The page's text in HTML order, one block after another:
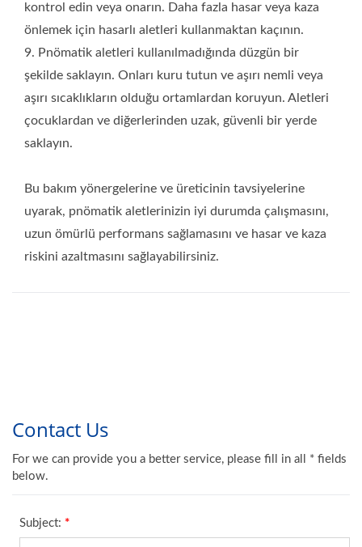
kontrol edin veya onarın. Daha fazla hasar veya kaza
önlemek için hasarlı aletleri kullanmaktan kaçının.
9. Pnömatik aletleri kullanılmadığında düzgün bir
şekilde saklayın. Onları kuru tutun ve aşırı nemli veya
aşırı sıcaklıkların olduğu ortamlardan koruyun. Aletleri
çocuklardan ve diğerlerinden uzak, güvenli bir yerde
saklayın.
Bu bakım yönergelerine ve üreticinin tavsiyelerine
uyarak, pnömatik aletlerinizin iyi durumda çalışmasını,
uzun ömürlü performans sağlamasını ve hasar ve kaza
riskini azaltmasını sağlayabilirsiniz.